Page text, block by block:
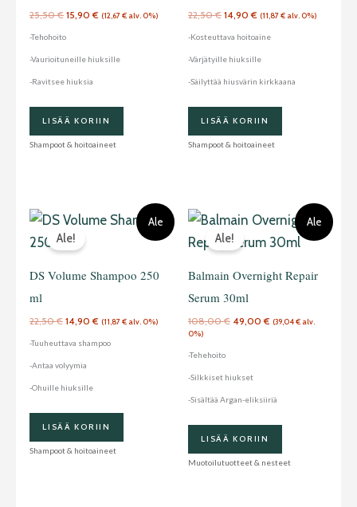
25,50€ 15,90€ (12,67€ alv. 0%)
-Tehohoito
-Vaurioituneille hiuksille
-Ravitsee hiuksia
LISÄÄ KORIIN
Shampoot & hoitoaineet
22,50€ 14,90€ (11,87€ alv. 0%)
-Kosteuttava hoitoaine
-Värjätyille hiuksille
-Säilyttää hiusvärin kirkkaana
LISÄÄ KORIIN
Shampoot & hoitoaineet
Ale
Ale!
DS Volume Shampoo 250
ml
22,50€
Alkuperäinen
hinta
oli:
22,50 €.
14,90€
Nykyinen
hinta
(11,87€ alv. 0%)
-Tuuheuttava shampoo
-Antaa volyymia
-Ohuille hiuksille
LISÄÄ KORIIN
Shampoot & hoitoaineet
Ale
Ale!
Balmain Overnight Repair
Serum 30ml
108,00€
Alkuperäinen
hinta
oli:
108,00 €.
49,00€
Nykyinen
hinta
on:
49,00 €.
(39,04€ alv.
0%)
-Tehehoito
-Silkkiset hiukset
-Sisältää Argan-eliksiiriä
LISÄÄ KORIIN
Muotoilutuotteet & nesteet